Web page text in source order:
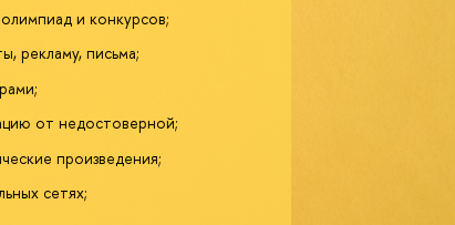
и конкурсов;
рекламу, письма;
от недостоверной;
произведения;
сетях;